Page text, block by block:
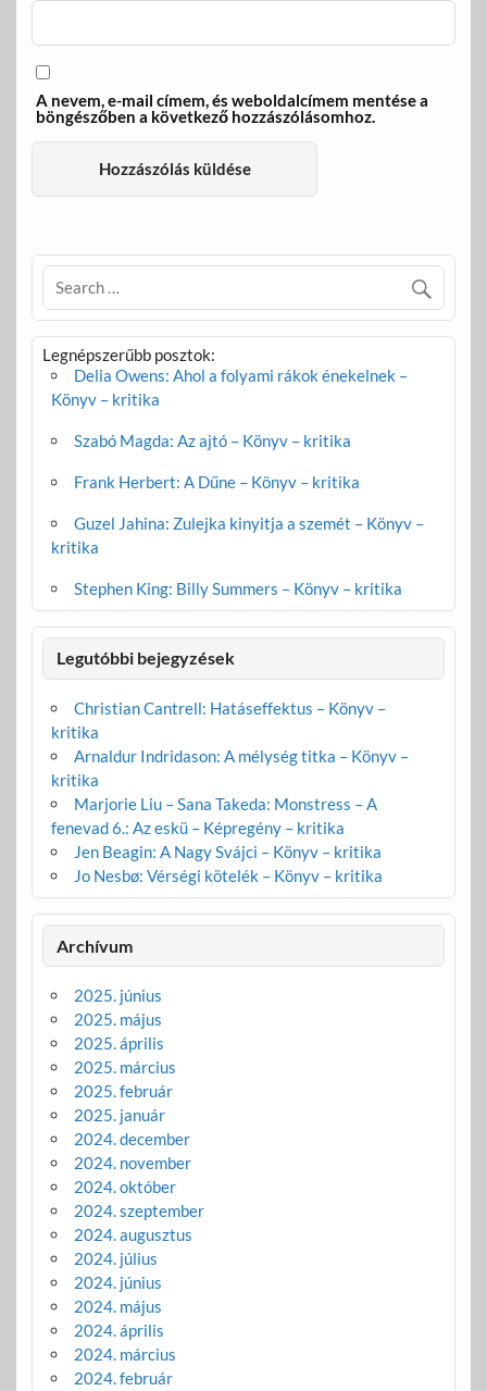
A nevem, e-mail címem, és weboldalcímem mentése a
böngészőben a következő hozzászólásomhoz.
Legnépszerűbb posztok:
Delia Owens: Ahol a folyami rákok énekelnek –
Könyv – kritika
Szabó Magda: Az ajtó – Könyv – kritika
Frank Herbert: A Dűne – Könyv – kritika
Guzel Jahina: Zulejka kinyitja a szemét – Könyv –
kritika
Stephen King: Billy Summers – Könyv – kritika
Legutóbbi bejegyzések
Christian Cantrell: Hatáseffektus – Könyv –
kritika
Arnaldur Indridason: A mélység titka – Könyv –
kritika
Marjorie Liu – Sana Takeda: Monstress – A
fenevad 6.: Az eskü – Képregény – kritika
Jen Beagin: A Nagy Svájci – Könyv – kritika
Jo Nesbø: Vérségi kötelék – Könyv – kritika
Archívum
2025. június
2025. május
2025. április
2025. március
2025. február
2025. január
2024. december
2024. november
2024. október
2024. szeptember
2024. augusztus
2024. július
2024. június
2024. május
2024. április
2024. március
2024. február